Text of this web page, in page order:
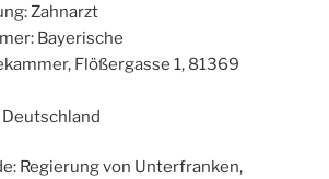
Zahnarzt
Bayerische
Flößergasse 1, 81369
Regierung von Unterfranken,